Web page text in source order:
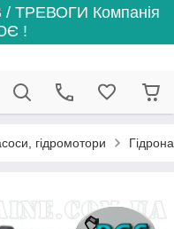
ТРЕВОГИ Компанія
!
гідромотори